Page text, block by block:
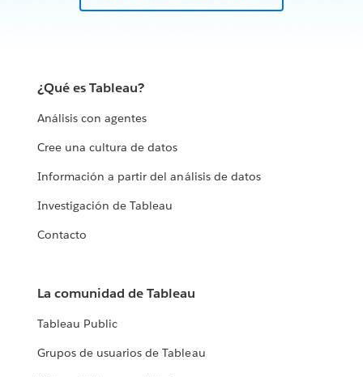
¿Qué es Tableau?
Análisis con agentes
Cree una cultura de datos
Información a partir del análisis de datos
Investigación de Tableau
Contacto
La comunidad de Tableau
Tableau Public
Grupos de usuarios de Tableau